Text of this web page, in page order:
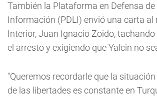
También la Plataforma en Defensa
Información (PDLI) envió una carta al
Interior, Juan Ignacio Zoido, tachando
el arresto y exigiendo que Yalcin no
"Queremos recordarle que la
de las libertades es constante en